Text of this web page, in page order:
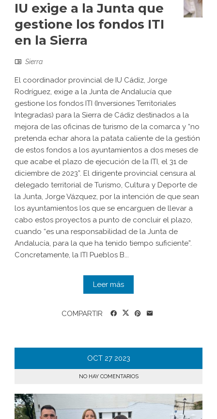
IU exige a la Junta que
gestione los fondos ITI
en la Sierra
Sierra
El coordinador provincial de IU Cádiz, Jorge
Rodríguez, exige a la Junta de Andalucía que
gestione los fondos ITI (Inversiones Territoriales
Integradas) para la Sierra de Cádiz destinados a la
mejora de las oficinas de turismo de la comarca y “no
pretenda echar ahora la patata caliente de la gestión
de estos fondos a los ayuntamientos a dos meses de
que acabe el plazo de ejecución de la ITI, el 31 de
diciembre de 2023”. El dirigente provincial censura al
delegado territorial de Turismo, Cultura y Deporte de
la Junta, Jorge Vázquez, por la intención de que sean
los ayuntamientos los que se encarguen de llevar a
cabo estos proyectos a punto de concluir el plazo,
cuando “es una responsabilidad de la Junta de
Andalucía, para la que ha tenido tiempo suficiente”.
Concretamente, la ITI Pueblos B...
Leer más
COMPARTIR
OCT 27 2023
NO HAY COMENTARIOS